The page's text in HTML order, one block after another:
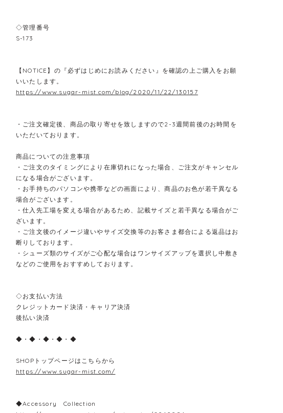
◇管理番号
S-173
【NOTICE】の『必ずはじめにお読みください』を確認の上ご購入をお願
いいたします。
https://www.sugar-mist.com/blog/2020/11/22/130157
・ご注文確定後、商品の取り寄せを致しますので2-3週間前後のお時間を
いただいております。
商品についての注意事項
・ご注文のタイミングにより在庫切れになった場合、ご注文がキャンセル
になる場合がございます。
・お手持ちのパソコンや携帯などの画面により、商品のお色が若干異なる
場合がございます。
・仕入先工場を変える場合があるため、記載サイズと若干異なる場合がご
ざいます。
・ご注文後のイメージ違いやサイズ交換等のお客さま都合による返品はお
断りしております。
・シューズ類のサイズがご心配な場合はワンサイズアップを選択し中敷き
などのご使用をおすすめしております。
◇お支払い方法
クレジットカード決済・キャリア決済
後払い決済
◆・◆・◆・◆・◆
SHOPトップページはこちらから
https://www.sugar-mist.com/
◆Accessory Collection